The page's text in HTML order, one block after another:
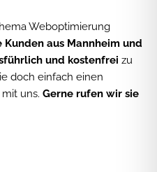
Weboptimierung
aus Mannheim und
und kostenfrei zu
doch einfach einen
uns. Gerne rufen wir sie